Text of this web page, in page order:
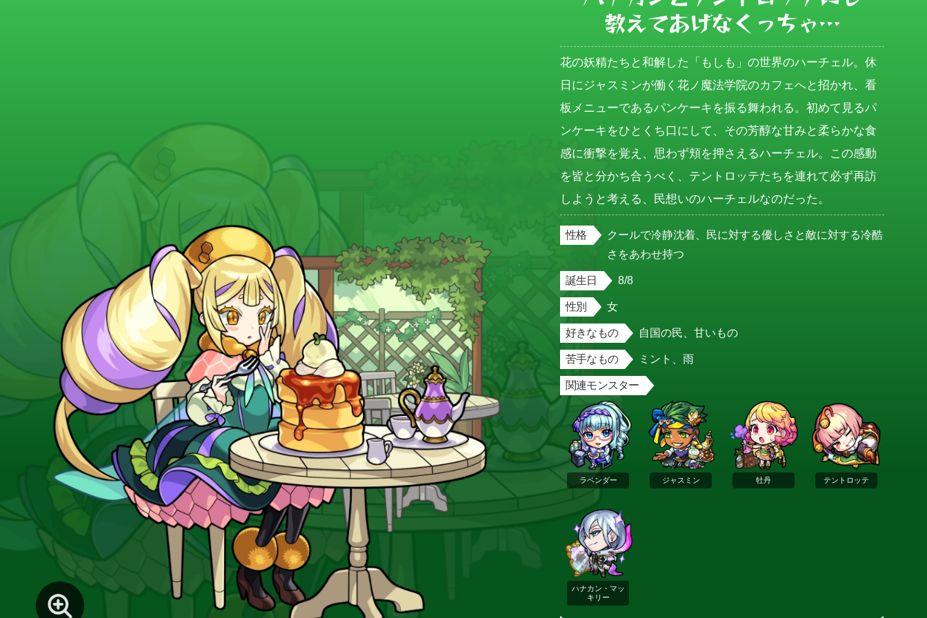
教えてあげなくっちゃ…
花の妖精たちと和解した「もしも」の世界のハーチェル。休
日にジャスミンが働く花ノ魔法学院のカフェへと招かれ、看
板メニューであるパンケーキを振る舞われる。初めて見るパ
ンケーキをひとくち口にして、その芳醇な甘みと柔らかな食
感に衝撃を覚え、思わず頬を押さえるハーチェル。この感動
を皆と分かち合うべく、テントロッテたちを連れて必ず再訪
しようと考える、民想いのハーチェルなのだった。
性格
クールで冷静沈着、民に対する優しさと敵に対する冷酷
さをあわせ持つ
誕生日 8/8
性別 女
好きなもの 自国の民、甘いもの
苦手なもの ミント、雨
関連モンスター
ラベンダー ジャスミン 牡丹 テントロッテ
ハナカン・マッ
キリー